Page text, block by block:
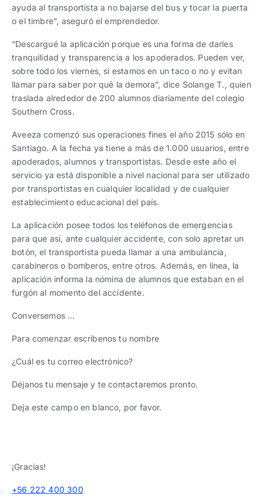
ayuda al transportista a no bajarse del bus y tocar la puerta
o el timbre”, aseguró el emprendedor.
“Descargué la aplicación porque es una forma de darles
tranquilidad y transparencia a los apoderados. Pueden ver,
sobre todo los viernes, si estamos en un taco o no y evitan
llamar para saber por qué la demora”, dice Solange T., quien
traslada alrededor de 200 alumnos diariamente del colegio
Southern Cross.
Aveeza comenzó sus operaciones fines el año 2015 sólo en
Santiago. A la fecha ya tiene a más de 1.000 usuarios, entre
apoderados, alumnos y transportistas. Desde este año el
servicio ya está disponible a nivel nacional para ser utilizado
por transportistas en cualquier localidad y de cualquier
establecimiento educacional del país.
La aplicación posee todos los teléfonos de emergencias
para que así, ante cualquier accidente, con solo apretar un
botón, el transportista pueda llamar a una ambulancia,
carabineros o bomberos, entre otros. Además, en línea, la
aplicación informa la nómina de alumnos que estaban en el
furgón al momento del accidente.
Conversemos …
Para comenzar escríbenos tu nombre
¿Cuál es tu correo electrónico?
Déjanos tu mensaje y te contactaremos pronto.
Deja este campo en blanco, por favor.
¡Gracias!
+56 222 400 300